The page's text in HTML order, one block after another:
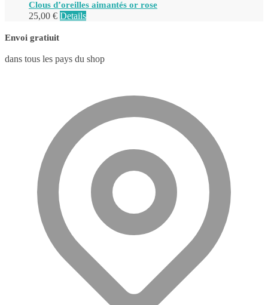
Clous d’oreilles aimantés or rose
25,00 € Details
Envoi gratiuit
dans tous les pays du shop